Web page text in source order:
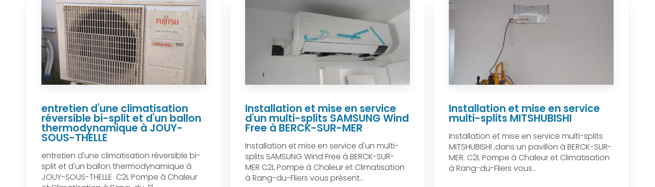
entretien d'une climatisation
réversible bi-split et d'un ballon
thermodynamique à JOUY-
SOUS-THELLE
entretien d'une climatisation réversible bi-
split et d'un ballon thermodynamique à
JOUY-SOUS-THELLE C2L Pompe à Chaleur
Installation et mise en service
d'un multi-splits SAMSUNG Wind
Free à BERCK-SUR-MER
Installation et mise en service d'un multi-
splits SAMSUNG Wind Free à BERCK-SUR-
MER C2L Pompe à Chaleur et Climatisation
à Rang-du-Fliers vous présent...
Installation et mise en service
multi-splits MITSHUBISHI
Installation et mise en service multi-splits
MITSHUBISHI ,dans un pavillon à BERCK-SUR-
MER. C2L Pompe à Chaleur et Climatisation
à Rang-du-Fliers vous...